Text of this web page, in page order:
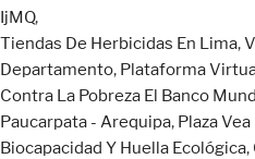
IjMQ,
Tiendas De Herbicidas En Lima,
Departamento, Plataforma
Contra La Pobreza El Banco
Paucarpata - Arequipa, Plaza
Biocapacidad Y Huella Ecológica,